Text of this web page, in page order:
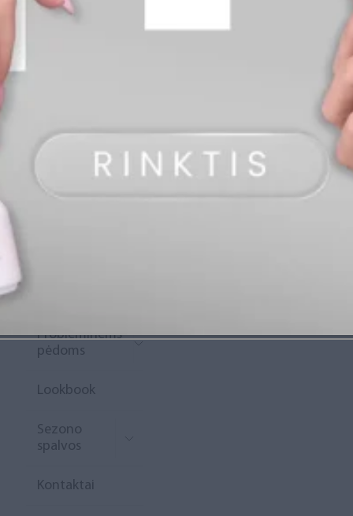
Prisijungti
Rewards“
Probleminėms
pėdoms
Lookbook
Sezono
spalvos
Kontaktai